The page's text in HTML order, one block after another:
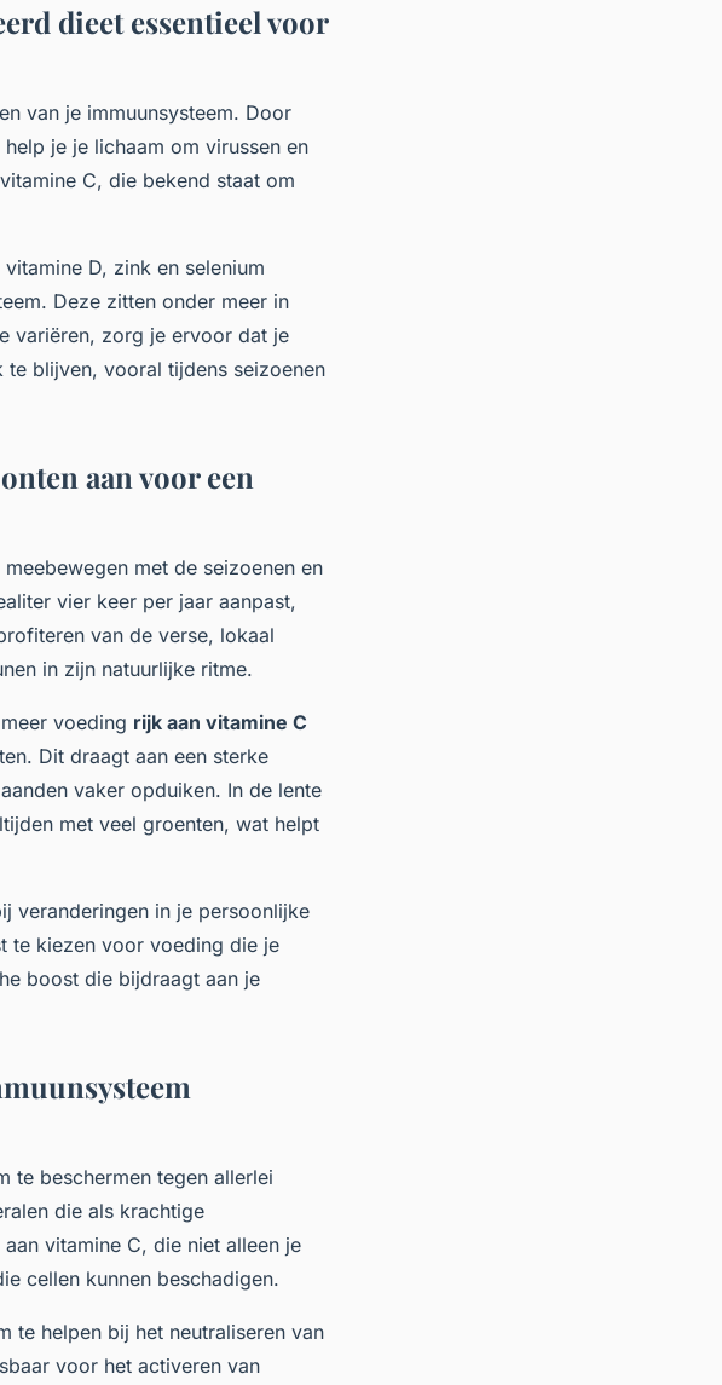
dieet essentieel voor
van je immuunsysteem. Door
je je lichaam om virussen en
C, die bekend staat om
D, zink en selenium
Deze zitten onder meer in
variëren, zorg je ervoor dat je
blijven, vooral tijdens seizoenen
aan voor een
met de seizoenen en
vier keer per jaar aanpast,
van de verse, lokaal
in zijn natuurlijke ritme.
voeding rijk aan vitamine C
Dit draagt aan een sterke
vaker opduiken. In de lente
met veel groenten, wat helpt
veranderingen in je persoonlijke
te kiezen voor voeding die je
boost die bijdraagt aan je
te beschermen tegen allerlei
die als krachtige
vitamine C, die niet alleen je
cellen kunnen beschadigen.
te helpen bij het neutraliseren van
voor het activeren van